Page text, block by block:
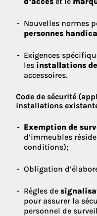
Nouvelles normes
personnes
Exigences
les installations
accessoires.
Code de sécurité
installations
Exemption de
d’immeubles
conditions);
Obligation
Règles de
pour assurer la
personnel de